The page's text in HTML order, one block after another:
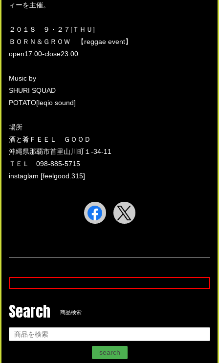
ィーを主催。
２０１８ ９・２７[ＴＨＵ]
ＢＯＲＮ＆ＧＲＯＷ 【reggae event】
open17:00-close23:00
Music by
SHURI SQUAD
POTATO[leqio sound]
場所
酒と肴ＦＥＥＬ ＧＯＯＤ
沖縄県那覇市首里山川町１-34-11
ＴＥＬ 098-885-5715
instaglam [feelgood.315]
Search 商品検索
search